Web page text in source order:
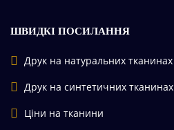
ШВИДКІ ПОСИЛАННЯ
Друк на натуральних тканинах
Друк на синтетичних тканинах
Ціни на тканини